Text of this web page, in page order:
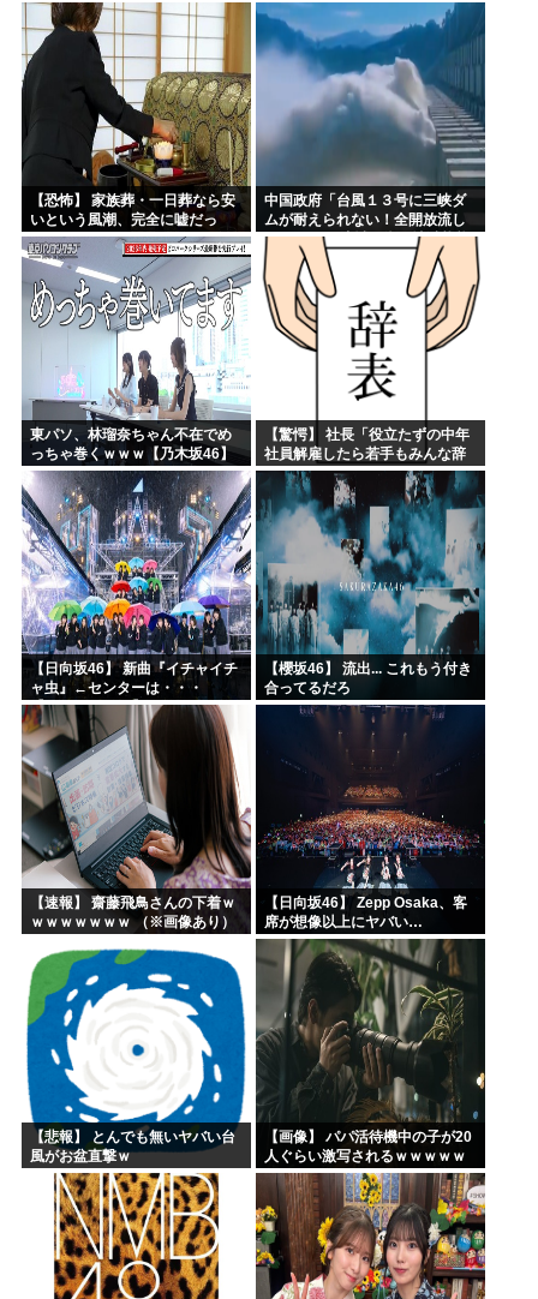
い美貌」とSNSざわつく 故なのか？
【恐怖】 家族葬・一日葬なら安
いという風潮、完全に嘘だっ
た・・・・
中国政府「台風１３号に三峡ダ
ムが耐えられない！全開放流し
ろ！」⇒ 下流域の街が壊滅状態
ｗｗｗｗｗ
東パソ、林瑠奈ちゃん不在でめ
っちゃ巻くｗｗｗ【乃木坂46】
【驚愕】 社長「役立たずの中年
社員解雇したら若手もみんな辞
めてしまった…」
【日向坂46】 新曲『イチャイチ
ャ虫』←センターは・・・
【18thシングル】
【櫻坂46】 流出... これもう付き
合ってるだろ
【速報】 齋藤飛鳥さんの下着ｗ
ｗｗｗｗｗｗｗ （※画像あり）
【日向坂46】 Zepp Osaka、客
席が想像以上にヤバい…
【悲報】 とんでも無いヤバい台
風がお盆直撃ｗ
【画像】 パパ活待機中の子が20
人ぐらい激写されるｗｗｗｗｗ
ｗｗｗｗｗｗ